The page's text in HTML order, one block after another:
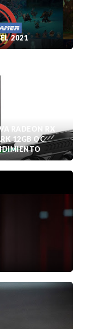
2021
RADEON RX
12GB OC